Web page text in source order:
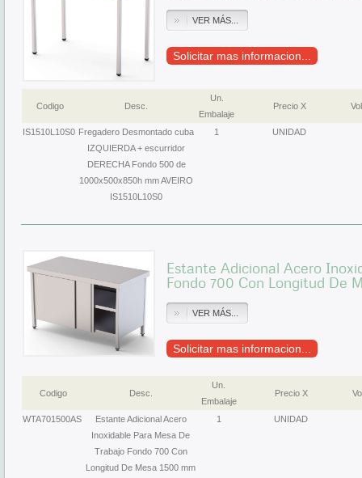
VER MÁS...
Solicitar mas informacion...
Codigo Desc.
Un.
Embalaje
Precio X
IS1510L10S0 Fregadero Desmontado cuba
IZQUIERDA + escurridor
DERECHA Fondo 500 de
1000x500x850h mm AVEIRO
IS1510L10S0
1 UNIDAD
Estante Adicional Acero
Fondo 700 Con Longitud De
VER MÁS...
Solicitar mas informacion...
Codigo Desc.
Un.
Embalaje
Precio X
WTA701500AS
Estante Adicional Acero
Inoxidable Para Mesa De
Trabajo Fondo 700 Con
Longitud De Mesa 1500 mm
1 UNIDAD